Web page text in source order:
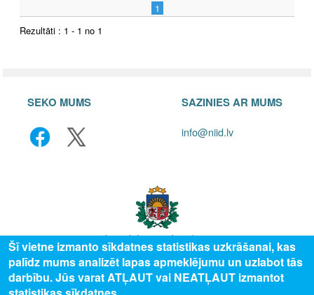
1
Rezultāti : 1 - 1 no 1
SEKO MUMS SAZINIES AR MUMS
info@niid.lv
© 2025 Valsts izglītības attīstības aģentūra, publicētā satura visas tiesības
Šī vietne izmanto sīkdatnes statistikas uzkrāšanai, kas
palīdz mums analizēt lapas apmeklējumu un uzlabot tās
darbību. Jūs varat ATĻAUT vai NEATĻAUT izmantot